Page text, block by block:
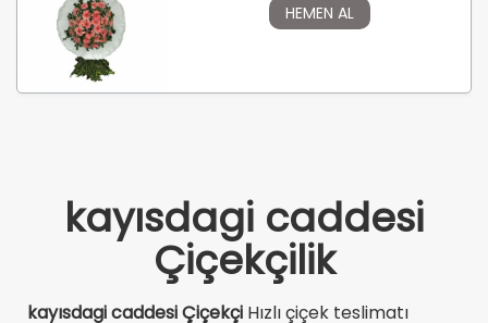
HEMEN AL
kayısdagi caddesi
Çiçekçilik
kayısdagi caddesi Çiçekçi Hızlı çiçek teslimatı